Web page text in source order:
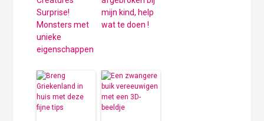
Surprise!
Monsters met
unieke
eigenschappen
mijn kind, help
wat te doen !